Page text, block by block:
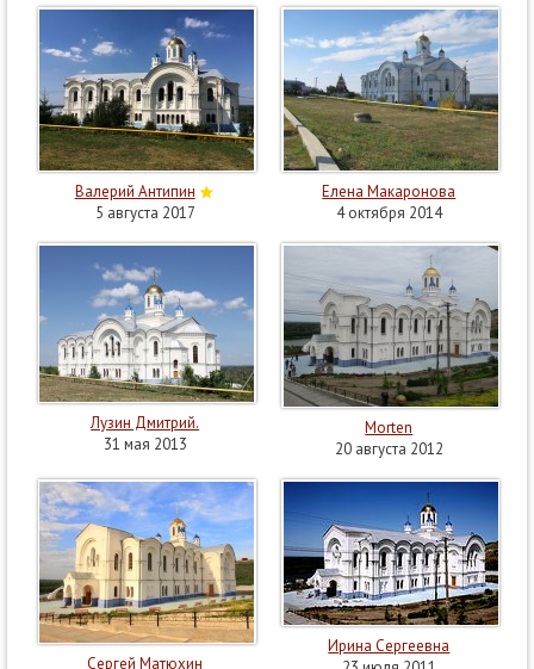
Валерий Антипин
5 августа 2017
Елена Макаронова
4 октября 2014
Лузин Дмитрий.
31 мая 2013
Morten
20 августа 2012
Сергей Матюхин
Ирина Сергеевна